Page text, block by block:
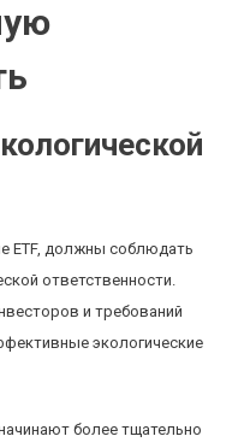
ETF, должны соблюдать
ответственности.
и требований
экологические
более тщательно